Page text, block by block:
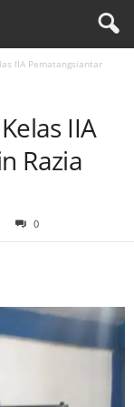
IIA Pematangsiantar
IIA
Razia
0